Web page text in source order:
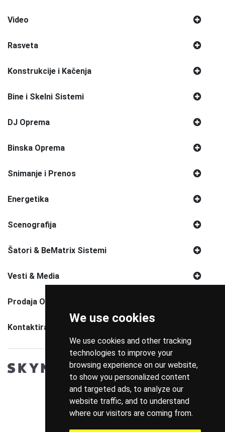
We use cookies
We use cookies and other tracking
technologies to improve your
browsing experience on our website,
to show you personalized content
and targeted ads, to analyze our
website traffic, and to understand
where our visitors are coming from.
Video
Rasveta
Konstrukcije i Kačenja
Bine i Skelni Sistemi
DJ Oprema
Binska Oprema
Snimanje i Prenos
Energetika
Scenografija
Šatori & BeMatrix Sistemi
Vesti & Media
Prodaja Opreme
Kontaktirajte Nas